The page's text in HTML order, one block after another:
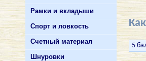
Рамки и вкладыши
Спорт и ловкость
Счетный материал
Шнуровки